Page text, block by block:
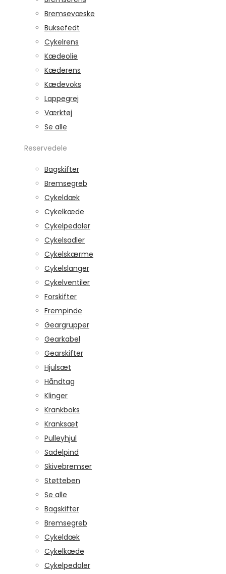
Bremsevæske
Buksefedt
Cykelrens
Kædeolie
Kæderens
Kædevoks
Lappegrej
Værktøj
Se alle
Reservedele
Bagskifter
Bremsegreb
Cykeldæk
Cykelkæde
Cykelpedaler
Cykelsadler
Cykelskærme
Cykelslanger
Cykelventiler
Forskifter
Frempinde
Geargrupper
Gearkabel
Gearskifter
Hjulsæt
Håndtag
Klinger
Krankboks
Kranksæt
Pulleyhjul
Sadelpind
Skivebremser
Støtteben
Se alle
Bagskifter
Bremsegreb
Cykeldæk
Cykelkæde
Cykelpedaler